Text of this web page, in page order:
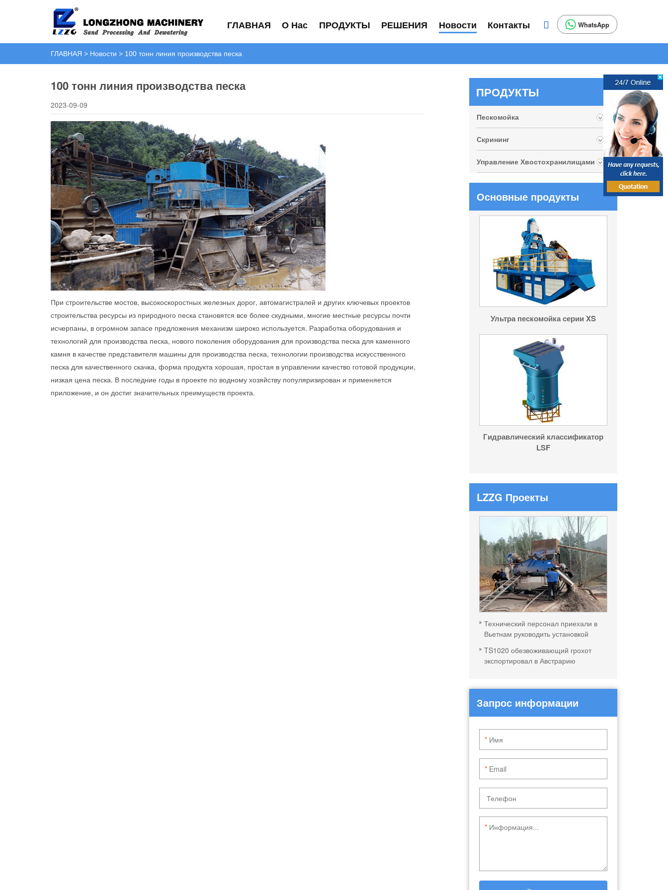
ГЛАВНАЯ О Нас ПРОДУКТЫ РЕШЕНИЯ Новости Контакты WhatsApp
ГЛАВНАЯ > Новости > 100 тонн линия производства песка
100 тонн линия производства песка
2023-09-09
При строительстве мостов, высокоскоростных железных дорог, автомагистралей и других ключевых проектов
строительства ресурсы из природного песка становятся все более скудными, многие местные ресурсы почти
исчерпаны, в огромном запасе предложения механизм широко используется. Разработка оборудования и
технологий для производства песка, нового поколения оборудования для производства песка для каменного
камня в качестве представителя машины для производства песка, технологии производства искусственного
песка для качественного скачка, форма продукта хорошая, простая в управлении качество готовой продукции,
низкая цена песка. В последние годы в проекте по водному хозяйству популяризирован и применяется
приложение, и он достиг значительных преимуществ проекта.
ПРОДУКТЫ
Пескомойка
Скрининг
Управление Хвостохранилищами
Основные продукты
Ультра пескомойка серии XS
Гидравлический классификатор
LSF
LZZG Проекты
Технический персонал приехали в
Вьетнам руководить установкой
TS1020 обезвоживающий грохот
экспортировал в Австрарию
Запрос информации
*
*
*